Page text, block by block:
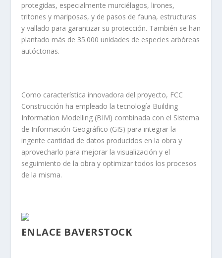
protegidas, especialmente murciélagos, lirones,
tritones y mariposas, y de pasos de fauna, estructuras
y vallado para garantizar su protección. También se han
plantado más de 35.000 unidades de especies arbóreas
autóctonas.
Como característica innovadora del proyecto, FCC
Construcción ha empleado la tecnología Building
Information Modelling (BIM) combinada con el Sistema
de Información Geográfico (GIS) para integrar la
ingente cantidad de datos producidos en la obra y
aprovecharlo para mejorar la visualización y el
seguimiento de la obra y optimizar todos los procesos
de la misma.
ENLACE BAVERSTOCK